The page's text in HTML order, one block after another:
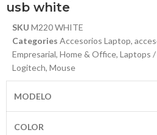
usb white
SKU M220 WHITE
Categories Accesorios Laptop,
Empresarial, Home & Office, Laptops
Logitech, Mouse
MODELO
COLOR